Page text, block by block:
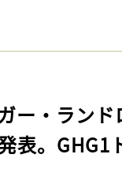
ー・ラン
表。GHG1